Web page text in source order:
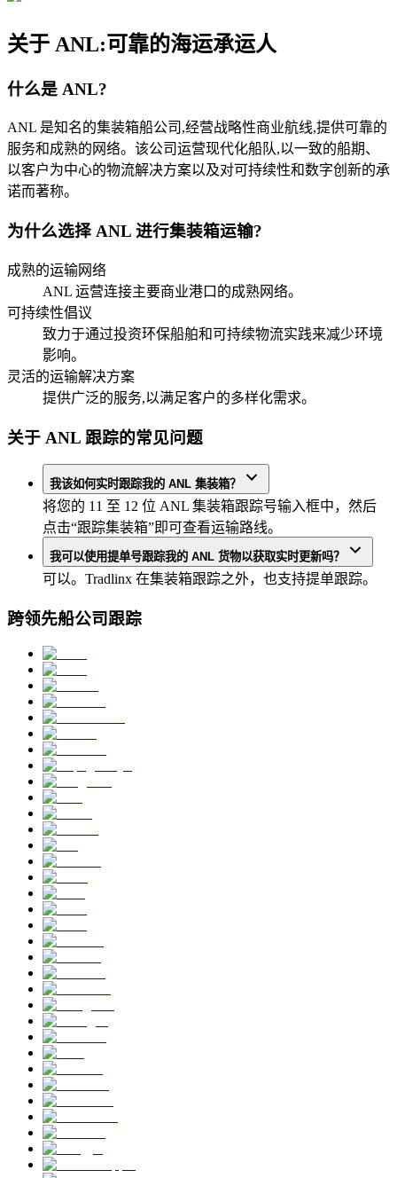
关于 ANL:可靠的海运承运人
什么是 ANL?
ANL 是知名的集装箱船公司,经营战略性商业航线,提供可靠的
服务和成熟的网络。该公司运营现代化船队,以一致的船期、
以客户为中心的物流解决方案以及对可持续性和数字创新的承
诺而著称。
为什么选择 ANL 进行集装箱运输?
成熟的运输网络
ANL 运营连接主要商业港口的成熟网络。
可持续性倡议
致力于通过投资环保船舶和可持续物流实践来减少环境
影响。
灵活的运输解决方案
提供广泛的服务,以满足客户的多样化需求。
关于 ANL 跟踪的常见问题
我该如何实时跟踪我的 ANL 集装箱？
将您的 11 至 12 位 ANL 集装箱跟踪号输入框中，然后
点击“跟踪集装箱”即可查看运输路线。
我可以使用提单号跟踪我的 ANL 货物以获取实时更新吗？
可以。Tradlinx 在集装箱跟踪之外，也支持提单跟踪。
跨领先船公司跟踪